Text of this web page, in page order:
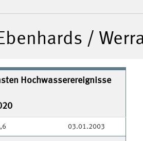
/
Hochwasserereignisse
03.01.2003